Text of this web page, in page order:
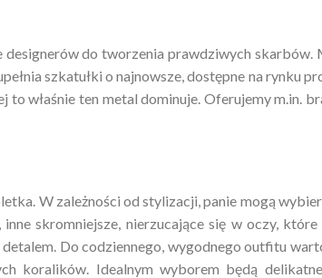
do tworzenia prawdziwych skarbów.
szkatułki o najnowsze, dostępne na rynku
właśnie ten metal dominuje. Oferujemy m.in.
W zależności od stylizacji, panie mogą
skromniejsze, nierzucające się w oczy, które
Do codziennego, wygodnego outfitu
koralików. Idealnym wyborem będą